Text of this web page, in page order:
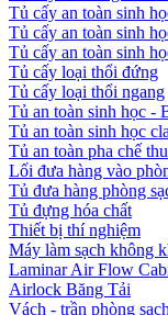
Tủ cấy an toàn sinh
Tủ cấy an toàn sinh
Tủ cấy an toàn sinh
Tủ cấy loại thổi đứng
Tủ cấy loại thổi ngang
Tủ an toàn sinh học -
Tủ an toàn sinh học
Tủ an toàn pha chế
Lối đưa hàng vào
Tủ đưa hàng phòng
Tủ đựng hóa chất
Thiết bị thí nghiệm
Máy làm sạch không
Laminar Air Flow
Airlock Băng Tải
Vách - trần phòng sạch